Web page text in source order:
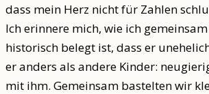
dass mein Herz nicht für Zahlen
Ich erinnere mich, wie ich
historisch belegt ist, dass er
er anders als andere Kinder:
mit ihm. Gemeinsam bastelten wir